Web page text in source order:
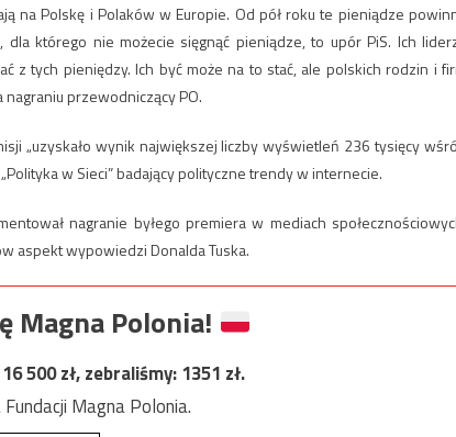
na Polskę i Polaków w Europie. Od pół roku te pieniądze
którego nie możecie sięgnąć pieniądze, to upór PiS. Ich
z tych pieniędzy. Ich być może na to stać, ale polskich rodzin i
przewodniczący PO.
„uzyskało wynik największej liczby wyświetleń 236 tysięcy
w Sieci” badający polityczne trendy w internecie.
nagranie byłego premiera w mediach
aspekt wypowiedzi Donalda Tuska.
Magna Polonia!
16 500zł, zebraliśmy:1351 zł.
Magna Polonia.